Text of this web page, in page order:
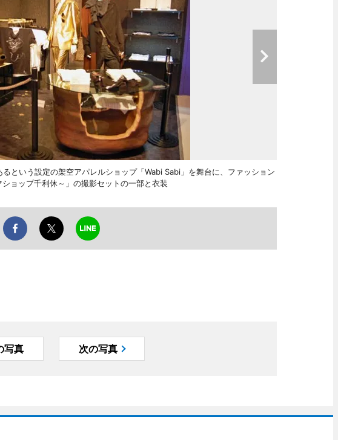
という設定の架空アパレルショップ「Wabi Sabi」を舞台に、ファッション
ョップ千利休～」の撮影セットの一部と衣装
写真 次の写真